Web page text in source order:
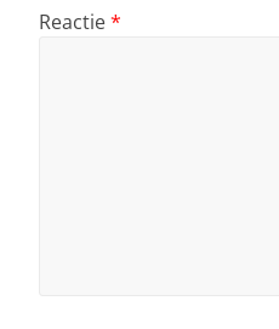
Reactie*